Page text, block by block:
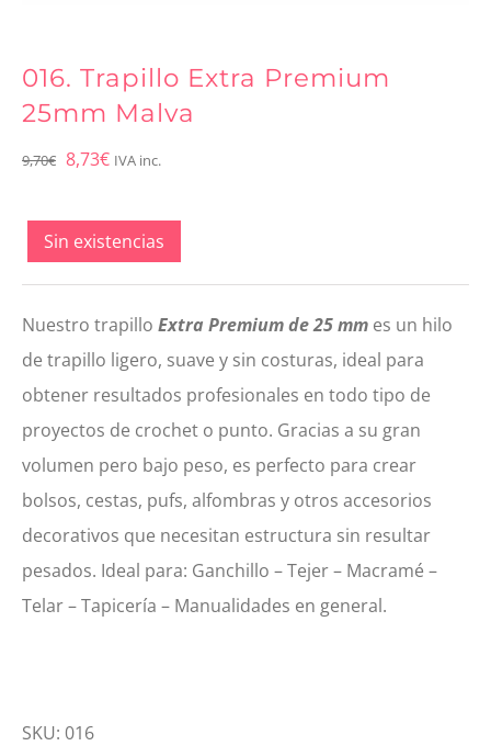
016. Trapillo Extra Premium
25mm Malva
9,70€ El
original
era:
8,73€El
actual
es:
IVA inc.
Sin existencias
Nuestro trapillo Extra Premium de 25 mm es un hilo
de trapillo ligero, suave y sin costuras, ideal para
obtener resultados profesionales en todo tipo de
proyectos de crochet o punto. Gracias a su gran
volumen pero bajo peso, es perfecto para crear
bolsos, cestas, pufs, alfombras y otros accesorios
decorativos que necesitan estructura sin resultar
pesados. Ideal para: Ganchillo – Tejer – Macramé –
Telar – Tapicería – Manualidades en general.
SKU: 016